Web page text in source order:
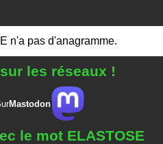
n'a pas d'anagramme.
les réseaux !
Mastodon
le mot ELASTOSE